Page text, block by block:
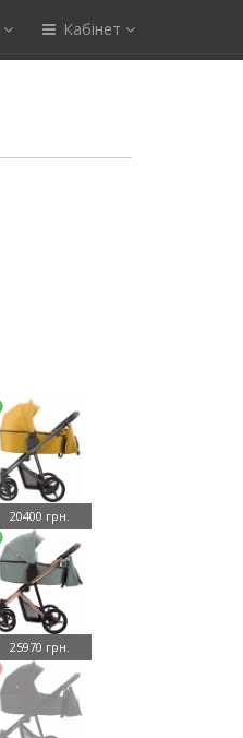
Кабінет
20400 грн.
25970 грн.